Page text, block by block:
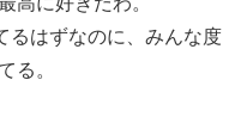
るはずなのに、みんな度
る。